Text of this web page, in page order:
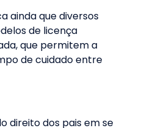
ainda que diversos
de licença
que permitem a
de cuidado entre
direito dos pais em se